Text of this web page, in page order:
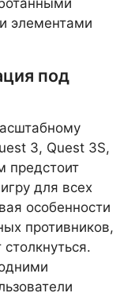
элементами
под
3, Quest 3S,
предстоит
для всех
особенности
противников,